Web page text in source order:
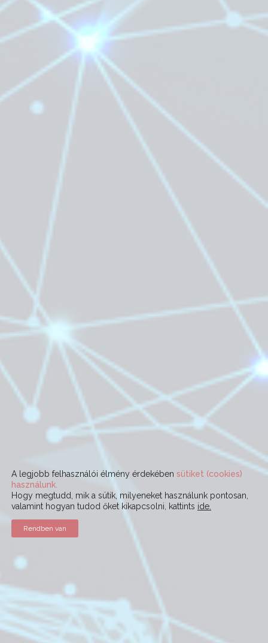
A legjobb felhasználói élmény érdekében sütiket (cookies)
használunk.
Hogy megtudd, mik a sütik, milyeneket használunk pontosan,
valamint hogyan tudod őket kikapcsolni, kattints ide.
Rendben van